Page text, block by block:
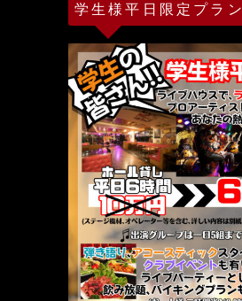
学生様平日限定プラン